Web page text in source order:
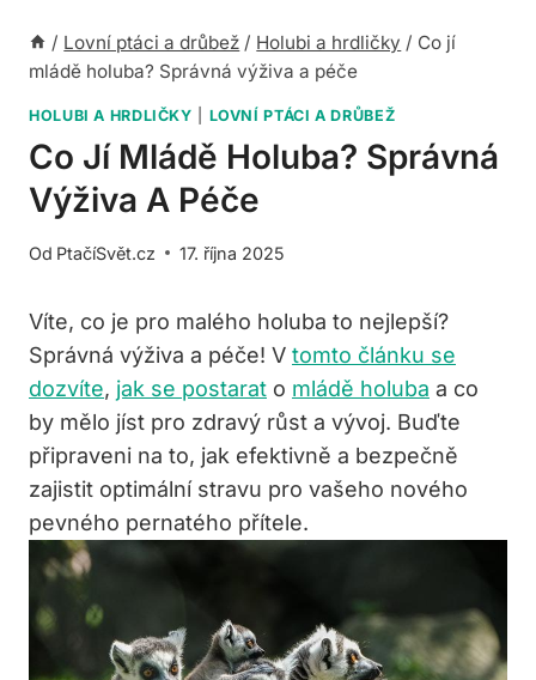
/ Lovní ptáci a drůbež / Holubi a hrdličky / Co jí
mládě holuba? Správná výživa a péče
HOLUBI A HRDLIČKY LOVNÍ PTÁCI A DRŮBEŽ
Co Jí Mládě Holuba? Správná
Výživa A Péče
Od PtačíSvět.cz 17. října 2025
Víte, co je pro malého holuba to nejlepší?
Správná výživa a péče! V tomto článku se
dozvíte, jak se postarat o mládě holuba a co
by mělo jíst pro zdravý růst a vývoj. Buďte
připraveni na to, jak efektivně a bezpečně
zajistit optimální stravu pro vašeho nového
pevného pernatého přítele.